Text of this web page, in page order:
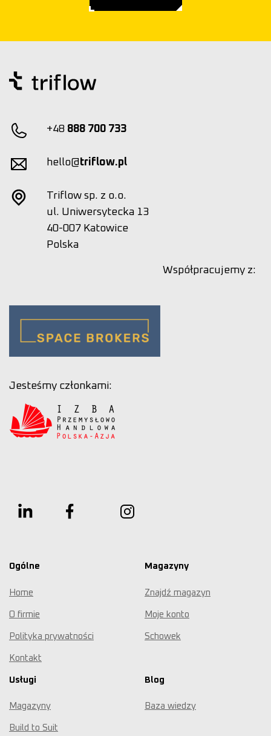
+48 888 700 733
hello@triflow.pl
Triflow sp. z o.o.
ul. Uniwersytecka 13
40-007 Katowice
Polska
Współpracujemy z:
Jesteśmy członkami:
Ogólne
Home
O firmie
Polityka prywatności
Kontakt
Magazyny
Znajdź magazyn
Moje konto
Schowek
Usługi
Magazyny
Build to Suit
Blog
Baza wiedzy